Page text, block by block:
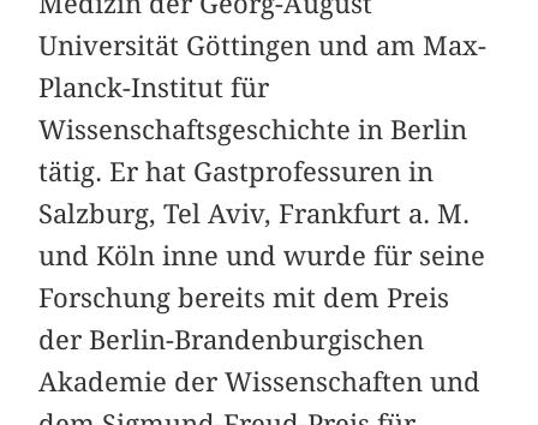
Universität Göttingen und am Max-
Planck-Institut für
Wissenschaftsgeschichte in Berlin
tätig. Er hat Gastprofessuren in
Salzburg, Tel Aviv, Frankfurt a. M.
und Köln inne und wurde für seine
Forschung bereits mit dem Preis
der Berlin-Brandenburgischen
Akademie der Wissenschaften und